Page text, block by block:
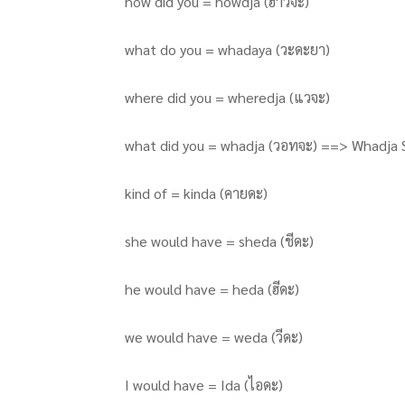
what do you = whadaya (วะดะยา)
where did you = wheredja (แวจะ)
what did you = whadja (วอทจะ) ==> Whadja
kind of = kinda (คายดะ)
she would have = sheda (ชีดะ)
he would have = heda (ฮีดะ)
we would have = weda (วีดะ)
I would have = Ida (ไอดะ)